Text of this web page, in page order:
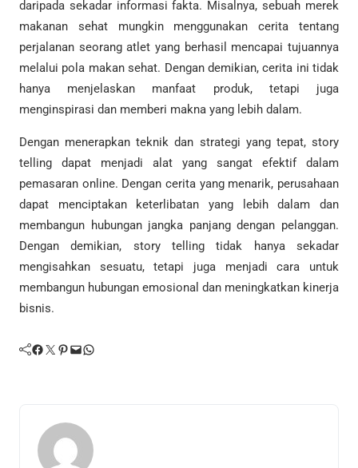
daripada sekadar informasi fakta. Misalnya, sebuah merek
makanan sehat mungkin menggunakan cerita tentang
perjalanan seorang atlet yang berhasil mencapai tujuannya
melalui pola makan sehat. Dengan demikian, cerita ini tidak
hanya menjelaskan manfaat produk, tetapi juga
menginspirasi dan memberi makna yang lebih dalam.
Dengan menerapkan teknik dan strategi yang tepat, story
telling dapat menjadi alat yang sangat efektif dalam
pemasaran online. Dengan cerita yang menarik, perusahaan
dapat menciptakan keterlibatan yang lebih dalam dan
membangun hubungan jangka panjang dengan pelanggan.
Dengan demikian, story telling tidak hanya sekadar
mengisahkan sesuatu, tetapi juga menjadi cara untuk
membangun hubungan emosional dan meningkatkan kinerja
bisnis.
Facebook Twitter Pinterest Mail WhatsApp